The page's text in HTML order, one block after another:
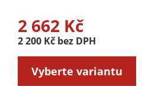
2 662 Kč
2 200 Kč bez DPH
Vyberte variantu